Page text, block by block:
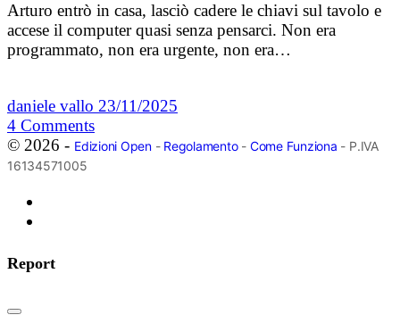
Arturo entrò in casa, lasciò cadere le chiavi sul tavolo e
accese il computer quasi senza pensarci. Non era
programmato, non era urgente, non era…
daniele vallo 23/11/2025
4 Comments
© 2026 - Edizioni Open- Regolamento- Come Funziona - P.IVA
16134571005
Report